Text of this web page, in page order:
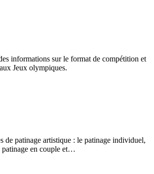
informations sur le format de compétition et
Jeux olympiques.
de patinage artistique : le patinage individuel,
patinage en couple et…